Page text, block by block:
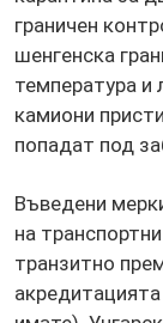
граничен
шенгенска
температура и
камиони
попадат под
Въведени
на
транзитно